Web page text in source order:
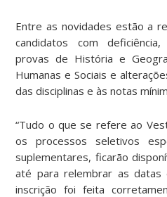
Entre as novidades estão a
candidatos com
provas de História e
Humanas e Sociais e
das disciplinas e às notas
“Tudo o que se refere ao
os processos seletivos
suplementares, ficarão
até para relembrar as
inscrição foi feita